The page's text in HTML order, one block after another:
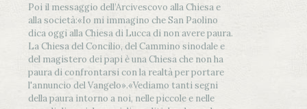
Poi il messaggio dell’Arcivescovo alla Chiesa e
alla società:«Io mi immagino che San Paolino
dica oggi alla Chiesa di Lucca di non avere paura.
La Chiesa del Concilio, del Cammino sinodale e
del magistero dei papi è una Chiesa che non ha
paura di confrontarsi con la realtà per portare
l'annuncio del Vangelo».«Vediamo tanti segni
della paura intorno a noi, nelle piccole e nelle